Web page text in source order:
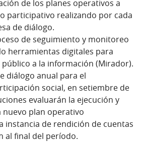
de los planes operativos a
participativo realizando por cada
de diálogo.
de seguimiento y monitoreo
herramientas digitales para
público a la información (Mirador).
diálogo anual para el
social, en setiembre de
evaluarán la ejecución y
plan operativo
instancia de rendición de cuentas
al final del período.